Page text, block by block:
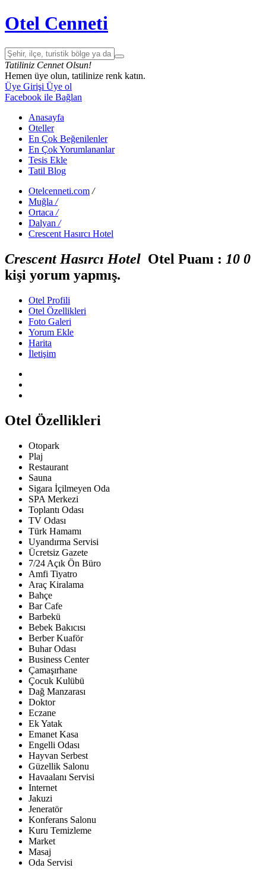
Otel Cenneti
Tatiliniz Cennet Olsun!
Hemen üye olun, tatilinize renk katın.
Üye Girişi Üye ol
Facebook ile Bağlan
Anasayfa
Oteller
En Çok Beğenilenler
En Çok Yorumlananlar
Tesis Ekle
Tatil Blog
Otelcenneti.com /
Muğla /
Ortaca /
Dalyan /
Crescent Hasırcı Hotel
Crescent Hasırcı Hotel Otel Puanı : 10 0
kişi yorum yapmış.
Otel Profili
Otel Özellikleri
Foto Galeri
Yorum Ekle
Harita
İletişim
Otel Özellikleri
Otopark
Plaj
Restaurant
Sauna
Sigara İçilmeyen Oda
SPA Merkezi
Toplantı Odası
TV Odası
Türk Hamamı
Uyandırma Servisi
Ücretsiz Gazete
7/24 Açık Ön Büro
Amfi Tiyatro
Araç Kiralama
Bahçe
Bar Cafe
Barbekü
Bebek Bakıcısı
Berber Kuaför
Buhar Odası
Business Center
Çamaşırhane
Çocuk Kulübü
Dağ Manzarası
Doktor
Eczane
Ek Yatak
Emanet Kasa
Engelli Odası
Hayvan Serbest
Güzellik Salonu
Havaalanı Servisi
Internet
Jakuzi
Jeneratör
Konferans Salonu
Kuru Temizleme
Market
Masaj
Oda Servisi